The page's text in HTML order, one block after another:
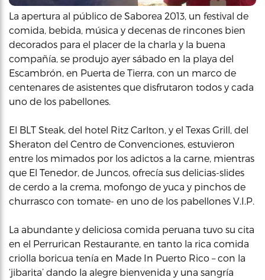
La apertura al público de Saborea 2013, un festival de
comida, bebida, música y decenas de rincones bien
decorados para el placer de la charla y la buena
compañía, se produjo ayer sábado en la playa del
Escambrón, en Puerta de Tierra, con un marco de
centenares de asistentes que disfrutaron todos y cada
uno de los pabellones.
El BLT Steak, del hotel Ritz Carlton, y el Texas Grill, del
Sheraton del Centro de Convenciones, estuvieron
entre los mimados por los adictos a la carne, mientras
que El Tenedor, de Juncos, ofrecía sus delicias-slides
de cerdo a la crema, mofongo de yuca y pinchos de
churrasco con tomate- en uno de los pabellones V.I.P.
La abundante y deliciosa comida peruana tuvo su cita
en el Perrurican Restaurante, en tanto la rica comida
criolla boricua tenía en Made In Puerto Rico – con la
‘jibarita’ dando la alegre bienvenida y una sangría